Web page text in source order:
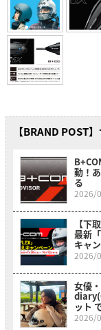
【BRAND POST
動！
る
2026/
【下
最新
キャ
2026/
女優
diary(
ット
よ！
2026/